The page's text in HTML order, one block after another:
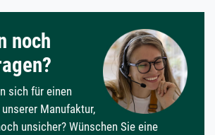
noch
sich für einen
Manufaktur,
unsicher? Wünschen Sie eine